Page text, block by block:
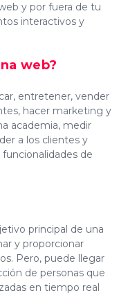
y por fuera de tu
interactivos y
web?
entretener, vender
hacer marketing y
academia, medir
a los clientes y
de
principal de una
y proporcionar
Pero, puede llegar
de personas que
en tiempo real